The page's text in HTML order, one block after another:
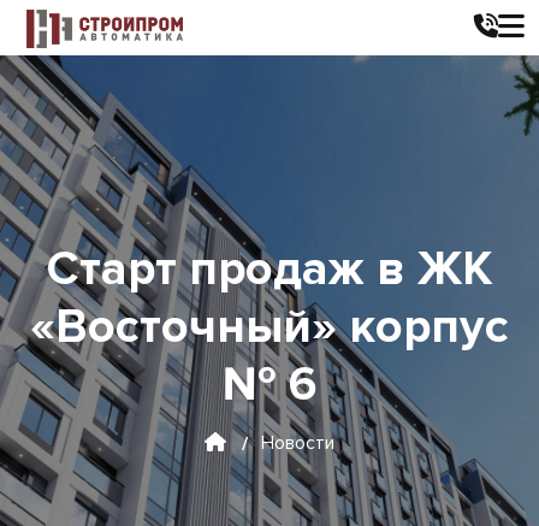
Старт продаж в ЖК
«Восточный» корпус
№ 6
Новости